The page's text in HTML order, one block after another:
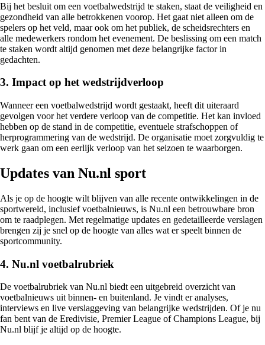
Bij het besluit om een voetbalwedstrijd te staken, staat de veiligheid en
gezondheid van alle betrokkenen voorop. Het gaat niet alleen om de
spelers op het veld, maar ook om het publiek, de scheidsrechters en
alle medewerkers rondom het evenement. De beslissing om een match
te staken wordt altijd genomen met deze belangrijke factor in
gedachten.
3. Impact op het wedstrijdverloop
Wanneer een voetbalwedstrijd wordt gestaakt, heeft dit uiteraard
gevolgen voor het verdere verloop van de competitie. Het kan invloed
hebben op de stand in de competitie, eventuele strafschoppen of
herprogrammering van de wedstrijd. De organisatie moet zorgvuldig te
werk gaan om een eerlijk verloop van het seizoen te waarborgen.
Updates van Nu.nl sport
Als je op de hoogte wilt blijven van alle recente ontwikkelingen in de
sportwereld, inclusief voetbalnieuws, is Nu.nl een betrouwbare bron
om te raadplegen. Met regelmatige updates en gedetailleerde verslagen
brengen zij je snel op de hoogte van alles wat er speelt binnen de
sportcommunity.
4. Nu.nl voetbalrubriek
De voetbalrubriek van Nu.nl biedt een uitgebreid overzicht van
voetbalnieuws uit binnen- en buitenland. Je vindt er analyses,
interviews en live verslaggeving van belangrijke wedstrijden. Of je nu
fan bent van de Eredivisie, Premier League of Champions League, bij
Nu.nl blijf je altijd op de hoogte.